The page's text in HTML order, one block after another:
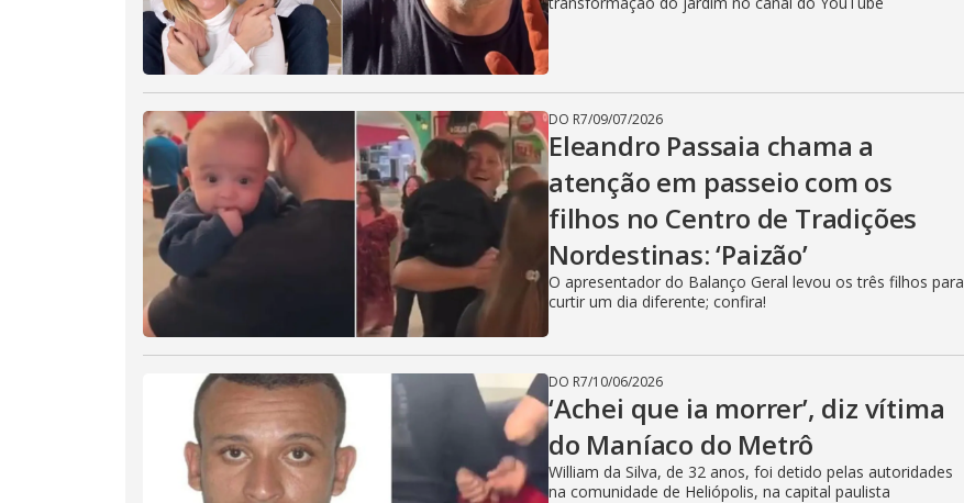
i
d
e
o
DO R7/09/07/2026
Eleandro Passaia chama a
atenção em passeio com os
filhos no Centro de Tradições
Nordestinas: ‘Paizão’
O apresentador do Balanço Geral levou os três filhos para
curtir um dia diferente; confira!
DO R7/10/06/2026
‘Achei que ia morrer’, diz vítima
do Maníaco do Metrô
William da Silva, de 32 anos, foi detido pelas autoridades
na comunidade de Heliópolis, na capital paulista